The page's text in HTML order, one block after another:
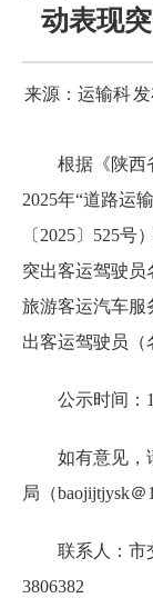
动表现
来源：运输科
根据《陕西
2025年“道路运
〔2025〕525
突出客运驾驶员
旅游客运汽车服
出客运驾驶员（
公示时间：
如有意见，
局（baojijtjysk＠
联系人
3806382